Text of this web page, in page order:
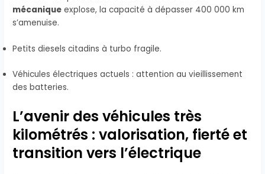
mécanique explose, la capacité à dépasser 400 000 km
s’amenuise.
Petits diesels citadins à turbo fragile.
Véhicules électriques actuels : attention au vieillissement
des batteries.
L’avenir des véhicules très
kilométrés : valorisation, fierté et
transition vers l’électrique